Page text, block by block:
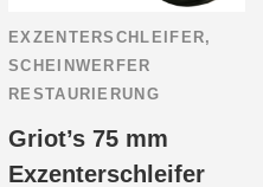
EXZENTERSCHLEIFER,
SCHEINWERFER
RESTAURIERUNG
Griot’s 75 mm
Exzenterschleifer